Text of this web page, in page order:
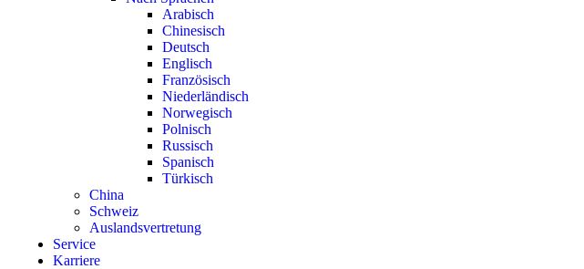
Arabisch
Chinesisch
Deutsch
Englisch
Französisch
Niederländisch
Norwegisch
Polnisch
Russisch
Spanisch
Türkisch
China
Schweiz
Auslandsvertretung
Service
Karriere